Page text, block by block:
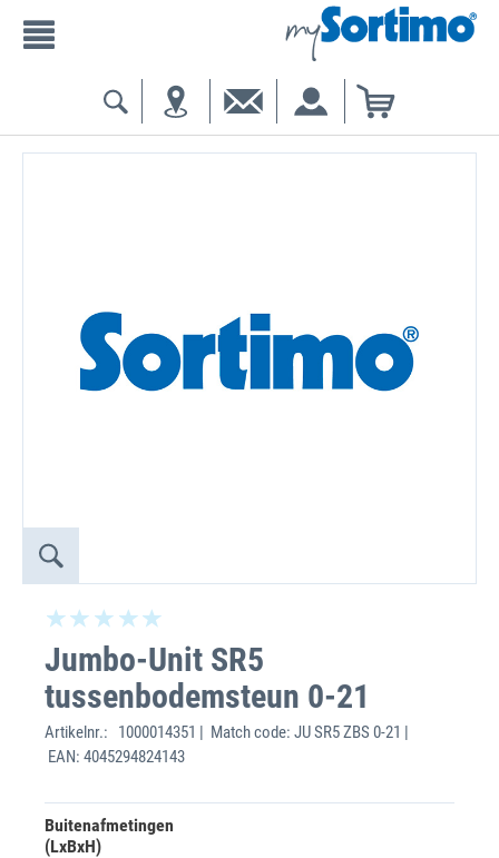
Jumbo-Unit SR5
tussenbodemsteun 0-21
Artikelnr.:
1000014351 | Match code: JU SR5 ZBS 0-21 |
EAN: 4045294824143
Buitenafmetingen
(LxBxH)